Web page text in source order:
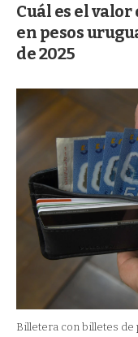
Cuál es el
en pesos
de 2025
Billetera con billetes de